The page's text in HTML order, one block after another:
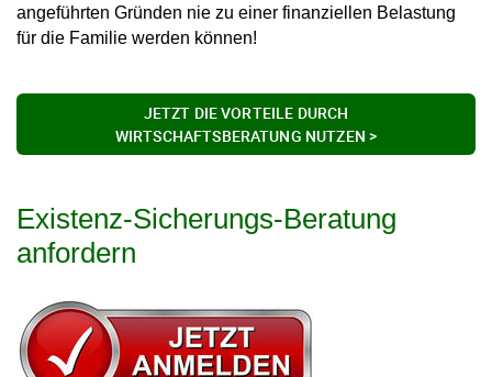
angeführten Gründen nie zu einer finanziellen Belastung
für die Familie werden können!
JETZT DIE VORTEILE DURCH
WIRTSCHAFTSBERATUNG NUTZEN >
Existenz-Sicherungs-Beratung
anfordern